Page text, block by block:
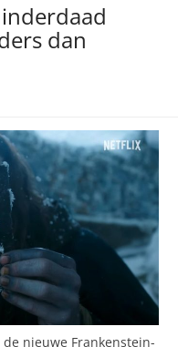
dan
nieuwe Frankenstein-